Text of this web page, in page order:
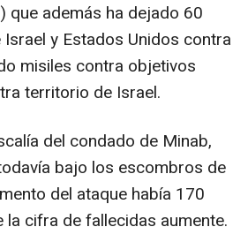
que además ha dejado 60
y Estados Unidos contra
misiles contra objetivos
territorio de Israel.
del condado de Minab,
bajo los escombros de
del ataque había 170
cifra de fallecidas aumente.